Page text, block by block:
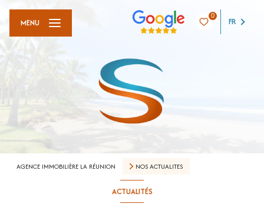
0
FR
MENU
AGENCE IMMOBILIÈRE LA RÉUNION NOS ACTUALITES
ACTUALITÉS